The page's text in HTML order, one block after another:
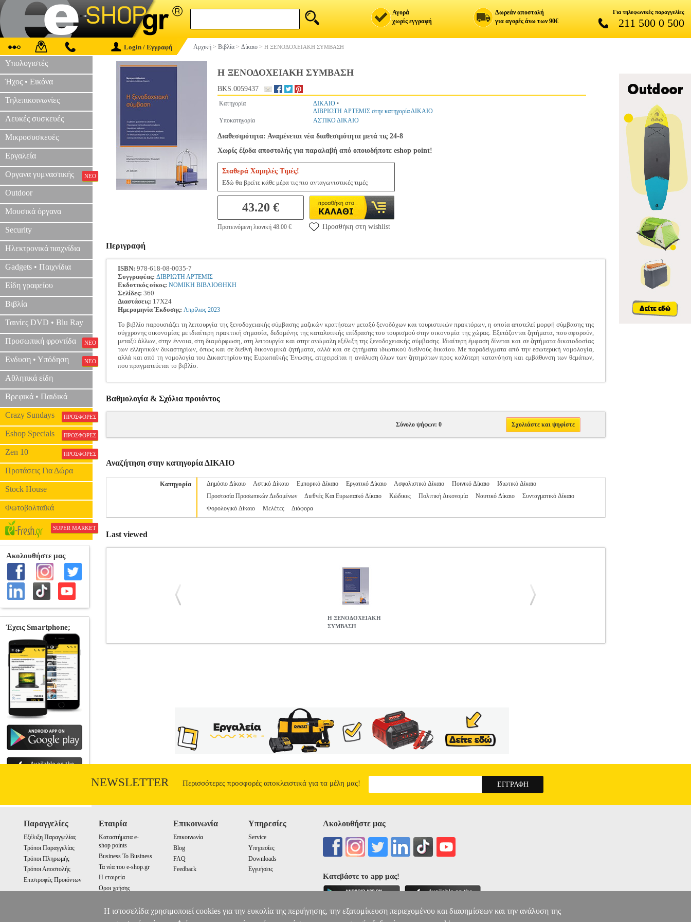
Αγορά
χωρίς εγγραφή
Δωρεάν αποστολή
για αγορές άνω των 90€
Για τηλεφωνικές παραγγελίες
211 500 0 500
Login / Εγγραφή Αρχική > Βιβλία > Δίκαιο > Η ΞΕΝΟΔΟΧΕΙΑΚΗ ΣΥΜΒΑΣΗ
Υπολογιστές
Ήχος • Εικόνα
Τηλεπικοινωνίες
Λευκές συσκευές
Μικροσυσκευές
Εργαλεία
Οργανα γυμναστικής ΝΕΟ
Outdoor
Μουσικά όργανα
Security
Ηλεκτρονικά παιχνίδια
Gadgets • Παιχνίδια
Είδη γραφείου
Βιβλία
Ταινίες DVD • Blu Ray
Προσωπική φροντίδα ΝΕΟ
Ενδυση • Υπόδηση ΝΕΟ
Αθλητικά είδη
Βρεφικά • Παιδικά
Crazy Sundays ΠΡΟΣΦΟΡΕΣ
Eshop Specials ΠΡΟΣΦΟΡΕΣ
Zen 10 ΠΡΟΣΦΟΡΕΣ
Προτάσεις Για Δώρα
Stock House
Φωτοβολταϊκά
SUPER MARKET
Η ΞΕΝΟΔΟΧΕΙΑΚΗ ΣΥΜΒΑΣΗ
BKS.0059437
Κατηγορία ΔΙΚΑΙΟ •
ΔΙΒΡΙΩΤΗ ΑΡΤΕΜΙΣ στην κατηγορία ΔΙΚΑΙΟ
Υποκατηγορία
ΑΣΤΙΚΟ ΔΙΚΑΙΟ
Διαθεσιμότητα: Αναμένεται νέα διαθεσιμότητα μετά τις 24-8
Χωρίς έξοδα αποστολής για παραλαβή από οποιοδήποτε eshop point!
Σταθερά Χαμηλές Τιμές!
Εδώ θα βρείτε κάθε μέρα τις πιο ανταγωνιστικές τιμές
43.20 €
Προτεινόμενη λιανική 48.00 € Προσθήκη στη wishlist
Περιγραφή
ISBN: 978-618-08-0035-7
Συγγραφέας: ΔΙΒΡΙΩΤΗ ΑΡΤΕΜΙΣ
Εκδοτικός οίκος: ΝΟΜΙΚΗ ΒΙΒΛΙΟΘΗΚΗ
Σελίδες: 360
Διαστάσεις: 17Χ24
Ημερομηνία Έκδοσης: Απρίλιος 2023
Το βιβλίο παρουσιάζει τη λειτουργία της ξενοδοχειακής σύμβασης μαζικών κρατήσεων μεταξύ ξενοδόχων και τουριστικών πρακτόρων, η οποία αποτελεί μορφή σύμβασης της
σύγχρονης οικονομίας με ιδιαίτερη πρακτική σημασία, δεδομένης της καταλυτικής επίδρασης του τουρισμού στην οικονομία της χώρας. Εξετάζονται ζητήματα, που αφορούν,
μεταξύ άλλων, στην έννοια, στη διαμόρφωση, στη λειτουργία και στην ανώμαλη εξέλιξη της ξενοδοχειακής σύμβασης. Ιδιαίτερη έμφαση δίνεται και σε ζητήματα δικαιοδοσίας
των ελληνικών δικαστηρίων, όπως και σε διεθνή δικονομικά ζητήματα, αλλά και σε ζητήματα ιδιωτικού διεθνούς δικαίου. Με παραδείγματα από την εσωτερική νομολογία,
αλλά και από τη νομολογία του Δικαστηρίου της Ευρωπαϊκής Ένωσης, επιχειρείται η ανάλυση όλων των ζητημάτων προς καλύτερη κατανόηση και εμβάθυνση των θεμάτων,
που πραγματεύεται το βιβλίο.
Βαθμολογία & Σχόλια προιόντος
Σύνολο ψήφων: 0 Σχολιάστε και ψηφίστε
Αναζήτηση στην κατηγορία ΔΙΚΑΙΟ
Κατηγορία Δημόσιο Δίκαιο Αστικό Δίκαιο Εμπορικό Δίκαιο Εργατικό Δίκαιο Ασφαλιστικό Δίκαιο Ποινικό Δίκαιο
Ιδιωτικό Δίκαιο
Προστασία Προσωπικών Δεδομένων
Διεθνές Και Ευρωπαϊκό Δίκαιο Κώδικες Πολιτική Δικονομία Ναυτικό Δίκαιο
Συνταγματικό Δίκαιο
Φορολογικό Δίκαιο
Μελέτες Διάφορα
Last viewed
Η ΞΕΝΟΔΟΧΕΙΑΚΗ
ΣΥΜΒΑΣΗ
νομολογία του Δικαστηρίου της Ευρωπαϊκής Ένωσης, επιχειρείται η ανάλυση όλων των ζητημάτων προς καλύτερη κατανόηση και εμβάθυνση των θεμάτων,
που πραγματεύεται το βιβλίο.
Η ΞΕΝΟΔΟΧΕΙΑΚΗ ΣΥΜΒΑΣΗ
38.88
NEWSLETTER Περισσότερες προσφορές αποκλειστικά για τα μέλη μας!
Παραγγελίες
Εξέλιξη Παραγγελίας
Τρόποι Παραγγελίας
Τρόποι Πληρωμής
Τρόποι Αποστολής
Επιστροφές Προιόντων
Εταιρία
Καταστήματα e-
shop points
Business To Business
Τα νέα του e-shop.gr
Η εταιρεία
Οροι χρήσης
Επικοινωνία
Επικοινωνία
Blog
FAQ
Feedback
Υπηρεσίες
Service
Υπηρεσίες
Downloads
Εγγυήσεις
Ακολουθήστε μας
Κατεβάστε το app μας!
Η ιστοσελίδα χρησιμοποιεί cookies για την ευκολία της περιήγησης, την εξατομίκευση περιεχομένου και διαφημίσεων και την ανάλυση της